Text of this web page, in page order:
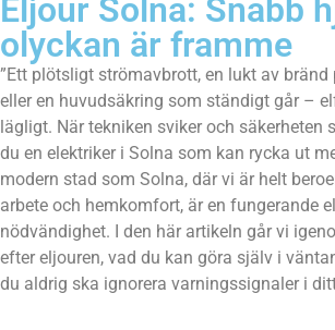
Eljour Solna: Snabb
olyckan är framme
”Ett plötsligt strömavbrott, en lukt av
eller en huvudsäkring som ständigt går –
lägligt. När tekniken sviker och säkerheten
du en elektriker i Solna som kan rycka ut
modern stad som Solna, där vi är helt
arbete och hemkomfort, är en fungerande
nödvändighet. I den här artikeln går vi
efter eljouren, vad du kan göra själv i
du aldrig ska ignorera varningssignaler i